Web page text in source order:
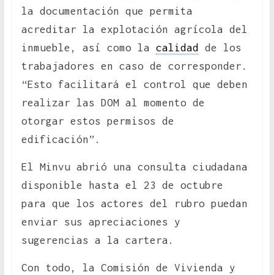
la documentación que permita
acreditar la explotación agrícola del
inmueble, así como la calidad
de los
trabajadores en caso de corresponder.
“Esto facilitará el control que deben
realizar las DOM al momento de
otorgar estos permisos de
edificación”.
El Minvu abrió una consulta ciudadana
disponible hasta el 23 de octubre
para que los actores del rubro puedan
enviar sus apreciaciones y
sugerencias a la cartera.
Con todo, la Comisión de Vivienda y